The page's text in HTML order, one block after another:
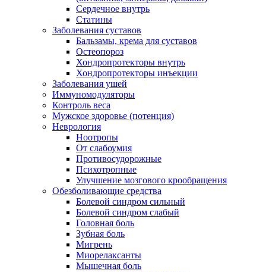
Сердечное внутрь
Статины
Заболевания суставов
Бальзамы, крема для суставов
Остеопороз
Хондропротекторы внутрь
Хондропротекторы инъекции
Заболевания ушей
Иммуномодуляторы
Контроль веса
Мужское здоровье (потенция)
Неврология
Ноотропы
От слабоумия
Противосудорожные
Психотропные
Улучшение мозгового крообращения
Обезболивающие средства
Болевой синдром сильный
Болевой синдром слабый
Головная боль
Зубная боль
Мигрень
Миорелаксанты
Мышечная боль